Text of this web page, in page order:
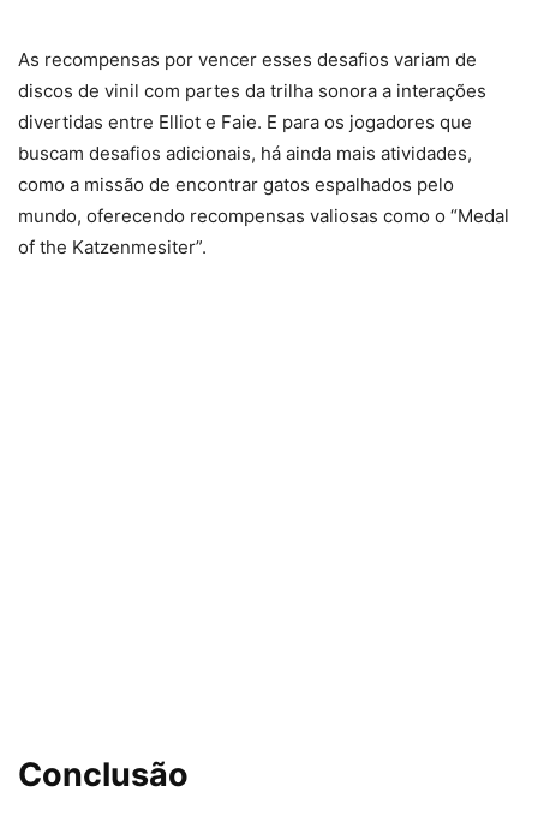
As recompensas por vencer esses desafios variam de
discos de vinil com partes da trilha sonora a interações
divertidas entre Elliot e Faie. E para os jogadores que
buscam desafios adicionais, há ainda mais atividades,
como a missão de encontrar gatos espalhados pelo
mundo, oferecendo recompensas valiosas como o “Medal
of the Katzenmesiter”.
Conclusão